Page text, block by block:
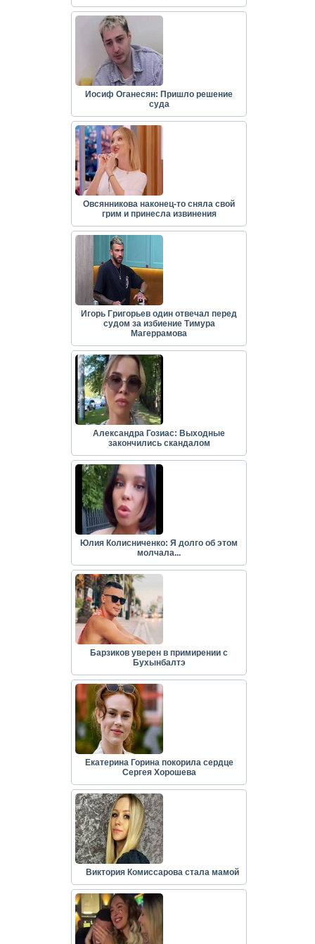
Иосиф Оганесян: Пришло решение
суда
Овсянникова наконец-то сняла свой
грим и принесла извинения
Игорь Григорьев один отвечал перед
судом за избиение Тимура
Магеррамова
Александра Гозиас: Выходные
закончились скандалом
Юлия Колисниченко: Я долго об этом
молчала...
Барзиков уверен в примирении с
Бухынбалтэ
Екатерина Горина покорила сердце
Сергея Хорошева
Виктория Комиссарова стала мамой